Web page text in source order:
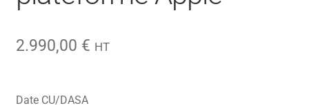
2.990,00 € HT
Date CU/DASA